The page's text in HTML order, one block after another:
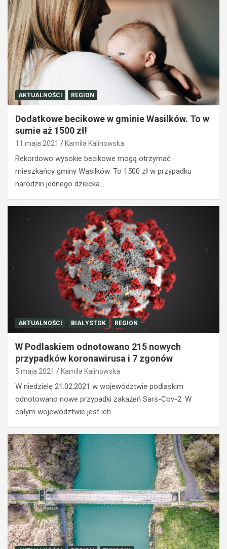
AKTUALNOŚCI REGION
Dodatkowe becikowe w gminie Wasilków. To w
sumie aż 1500 zł!
11 maja 2021 Kamila Kalinowska
Rekordowo wysokie becikowe mogą otrzymać
mieszkańcy gminy Wasilków. To 1500 zł w przypadku
narodzin jednego dziecka.…
AKTUALNOŚCI BIAŁYSTOK REGION
W Podlaskiem odnotowano 215 nowych
przypadków koronawirusa i 7 zgonów
5 maja 2021 Kamila Kalinowska
W niedzielę 21.02.2021 w województwie podlaskim
odnotowano nowe przypadki zakażeń Sars-Cov-2. W
całym województwie jest ich…